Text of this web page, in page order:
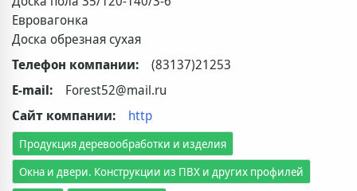
Евровагонка
Доска обрезная сухая
Телефон компании:
(83137)21253
E-mail:
Forest52@mail.ru
Сайт компании:
http
Продукция деревообработки и изделия
Окна и двери. Конструкции из ПВХ и других профилей